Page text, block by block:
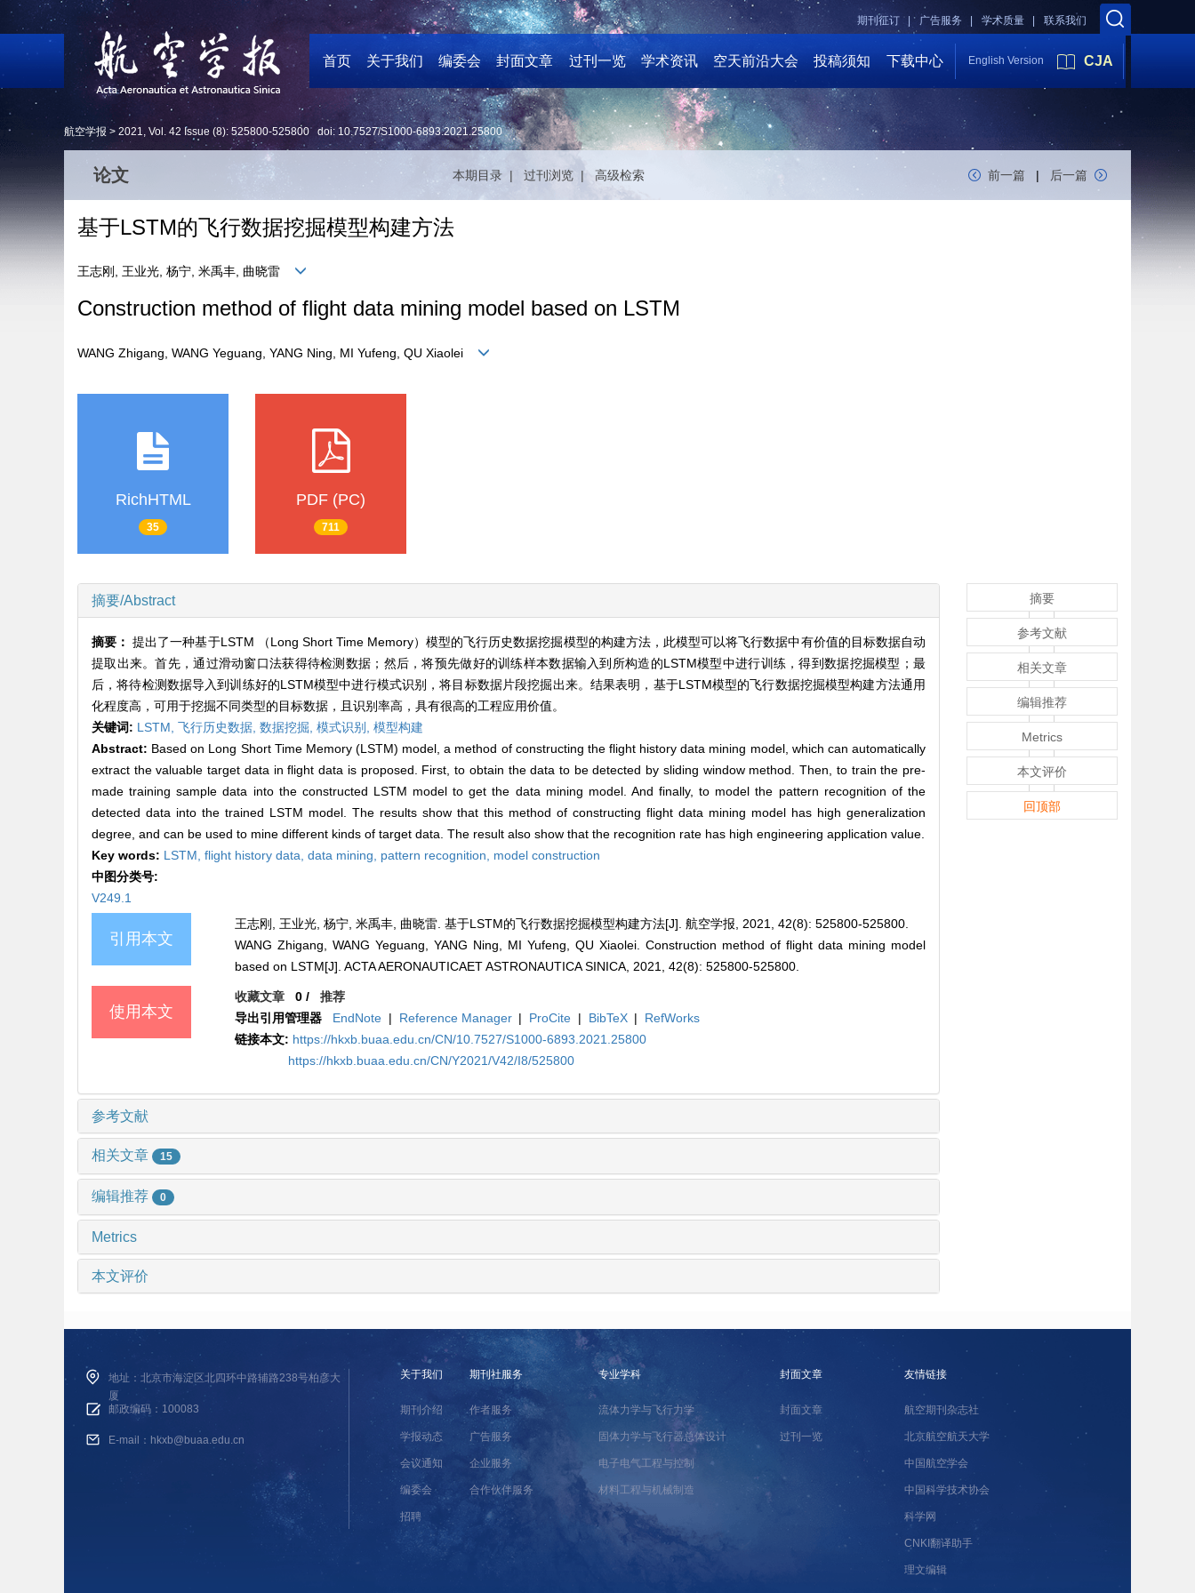
联系我们
学术质量 |
广告服务 |
期刊征订 |
首页 关于我们 编委会 封面文章 过刊一览 学术资讯 空天前沿大会 投稿须知 下载中心 English Version CJA
航空学报 > 2021, Vol. 42 Issue (8): 525800-525800 doi:10.7527/S1000-6893.2021.25800
论文 本期目录 | 过刊浏览 | 高级检索 前一篇 | 后一篇
基于LSTM的飞行数据挖掘模型构建方法
王志刚, 王业光, 杨宁, 米禹丰, 曲晓雷
Construction method of flight data mining model based on LSTM
WANG Zhigang, WANG Yeguang, YANG Ning, MI Yufeng, QU Xiaolei
RichHTML
35
PDF (PC)
711
摘要/Abstract
摘要：提出了一种基于LSTM （Long Short Time Memory）模型的飞行历史数据挖掘模型的构建方法，此模型可以将飞行数据中有价值的目标数据自动
提取出来。首先，通过滑动窗口法获得待检测数据；然后，将预先做好的训练样本数据输入到所构造的LSTM模型中进行训练，得到数据挖掘模型；最
后，将待检测数据导入到训练好的LSTM模型中进行模式识别，将目标数据片段挖掘出来。结果表明，基于LSTM模型的飞行数据挖掘模型构建方法通用
化程度高，可用于挖掘不同类型的目标数据，且识别率高，具有很高的工程应用价值。
关键词: LSTM, 飞行历史数据, 数据挖掘, 模式识别, 模型构建
Abstract: Based on Long Short Time Memory (LSTM) model, a method of constructing the flight history data mining model, which can automatically
extract the valuable target data in flight data is proposed. First, to obtain the data to be detected by sliding window method. Then, to train the pre-
made training sample data into the constructed LSTM model to get the data mining model. And finally, to model the pattern recognition of the
detected data into the trained LSTM model. The results show that this method of constructing flight data mining model has high generalization
degree, and can be used to mine different kinds of target data. The result also show that the recognition rate has high engineering application value.
Key words: LSTM, flight history data, data mining, pattern recognition, model construction
中图分类号:
V249.1
引用本文
王志刚, 王业光, 杨宁, 米禹丰, 曲晓雷. 基于LSTM的飞行数据挖掘模型构建方法[J]. 航空学报, 2021, 42(8): 525800-525800.
WANG Zhigang, WANG Yeguang, YANG Ning, MI Yufeng, QU Xiaolei. Construction method of flight data mining model
based on LSTM[J]. ACTA AERONAUTICAET ASTRONAUTICA SINICA, 2021, 42(8): 525800-525800.
使用本文
收藏文章 0 /推荐
导出引用管理器
EndNote | Reference Manager | ProCite | BibTeX |
RefWorks
链接本文: https://hkxb.buaa.edu.cn/CN/10.7527/S1000-6893.2021.25800
https://hkxb.buaa.edu.cn/CN/Y2021/V42/I8/525800
参考文献
相关文章 15
编辑推荐 0
Metrics
本文评价
摘要
参考文献
相关文章
编辑推荐
Metrics
本文评价
回顶部
地址：北京市海淀区北四环中路辅路238号柏彦大
厦
邮政编码：100083
E-mail：hkxb@buaa.edu.cn
关于我们
期刊介绍
学报动态
会议通知
编委会
招聘
期刊社服务
作者服务
广告服务
企业服务
合作伙伴服务
专业学科
流体力学与飞行力学
固体力学与飞行器总体设计
电子电气工程与控制
材料工程与机械制造
封面文章
封面文章
过刊一览
友情链接
航空期刊杂志社
北京航空航天大学
中国航空学会
中国科学技术协会
科学网
CNKI翻译助手
理文编辑